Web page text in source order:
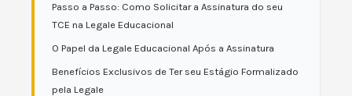
Passo a Passo: Como Solicitar a Assinatura do seu
TCE na Legale Educacional
O Papel da Legale Educacional Após a Assinatura
Benefícios Exclusivos de Ter seu Estágio Formalizado
pela Legale